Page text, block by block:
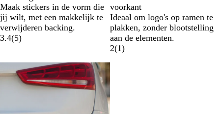
Maak stickers in de vorm die
jij wilt, met een makkelijk te
verwijderen backing.
3.4(5)
voorkant
Ideaal om logo's op ramen te
plakken, zonder blootstelling
aan de elementen.
2(1)
Nieuwe opties